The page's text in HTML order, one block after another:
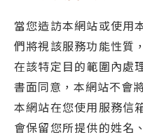
當您造訪本網站或使用
們將視該服務功能性質
在該特定目的範圍內處
書面同意，本網站不會
本網站在您使用服務信
會保留您所提供的姓名